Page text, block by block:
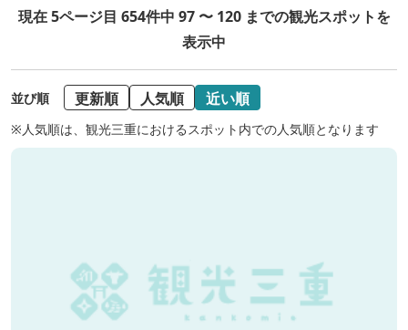
現在 5ページ目 654件中 97 〜 120 までの観光スポットを
表示中
並び順 更新順 人気順 近い順
※人気順は、観光三重におけるスポット内での人気順となります